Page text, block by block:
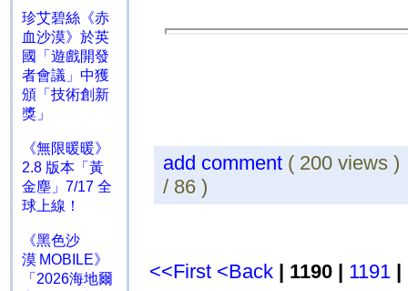
珍艾碧絲《赤
血沙漠》於英
國「遊戲開發
者會議」中獲
頒「技術創新
獎」
《無限暖暖》
2.8 版本「黃
金塵」7/17 全
球上線！
《黑色沙
漠 MOBILE》
「2026海地爾
add comment ( 200
/ 86 )
<<First <Back | 1190 | 1191|